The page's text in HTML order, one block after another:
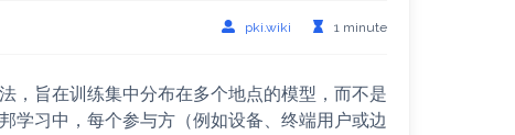
pki.wiki 1 minute
，旨在训练集中分布在多个地点的模型，而不是
学习中，每个参与方（例如设备、终端用户或边